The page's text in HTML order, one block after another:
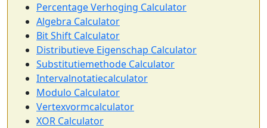
Percentage Verhoging Calculator
Algebra Calculator
Bit Shift Calculator
Distributieve Eigenschap Calculator
Substitutiemethode Calculator
Intervalnotatiecalculator
Modulo Calculator
Vertexvormcalculator
XOR Calculator